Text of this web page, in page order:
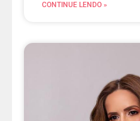
CONTINUE LENDO »